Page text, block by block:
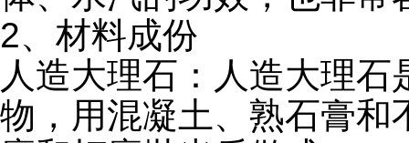
2、材料成份
人造大理石：人造大理
物，用混凝土、熟石膏和